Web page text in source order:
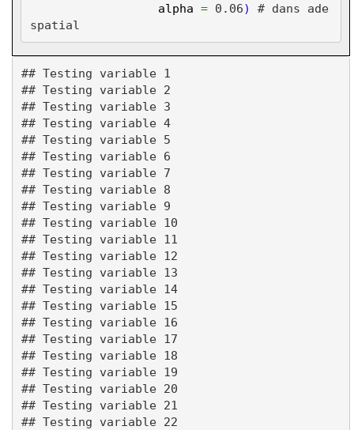
alpha = 0.06)
# dans ade
spatial
## Testing variable 1
## Testing variable 2
## Testing variable 3
## Testing variable 4
## Testing variable 5
## Testing variable 6
## Testing variable 7
## Testing variable 8
## Testing variable 9
## Testing variable 10
## Testing variable 11
## Testing variable 12
## Testing variable 13
## Testing variable 14
## Testing variable 15
## Testing variable 16
## Testing variable 17
## Testing variable 18
## Testing variable 19
## Testing variable 20
## Testing variable 21
## Testing variable 22